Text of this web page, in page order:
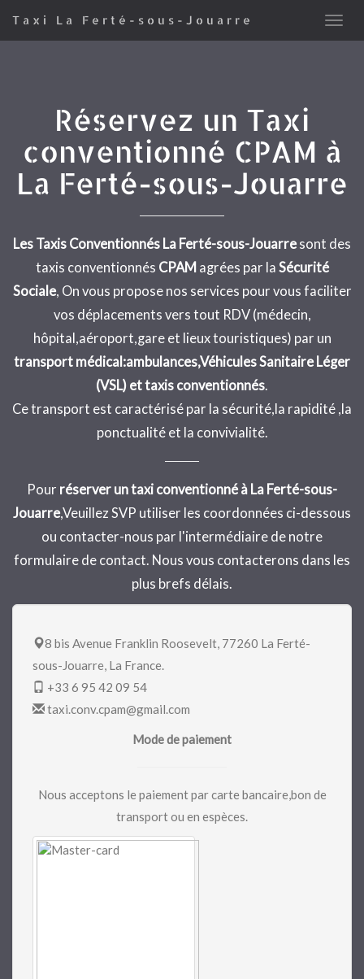
Taxi La Ferté-sous-Jouarre
Réservez un Taxi
conventionné CPAM à
La Ferté-sous-Jouarre
Les Taxis Conventionnés La Ferté-sous-Jouarre sont des
taxis conventionnés CPAM agrées par la Sécurité
Sociale, On vous propose nos services pour vous faciliter
vos déplacements vers tout RDV (médecin,
hôpital,aéroport,gare et lieux touristiques) par un
transport médical:ambulances,Véhicules Sanitaire Léger
(VSL) et taxis conventionnés.
Ce transport est caractérisé par la sécurité,la rapidité ,la
ponctualité et la convivialité.
Pour réserver un taxi conventionné à La Ferté-sous-
Jouarre,Veuillez SVP utiliser les coordonnées ci-dessous
ou contacter-nous par l'intermédiaire de notre
formulaire de contact. Nous vous contacterons dans les
plus brefs délais.
8 bis Avenue Franklin Roosevelt, 77260 La Ferté-
sous-Jouarre, La France.
+33 6 95 42 09 54
taxi.conv.cpam@gmail.com
Mode de paiement
Nous acceptons le paiement par carte bancaire,bon de
transport ou en espèces.